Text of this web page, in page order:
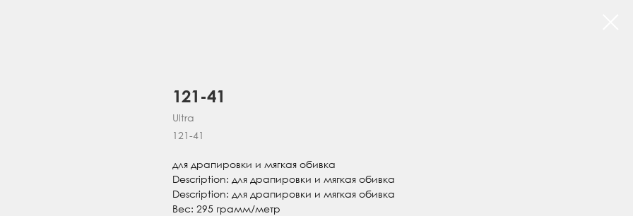
121-41
Ultra
121-41
для драпировки и мягкая обивка
Description: для драпировки и мягкая обивка
Description: для драпировки и мягкая обивка
Вес: 295 грамм/метр